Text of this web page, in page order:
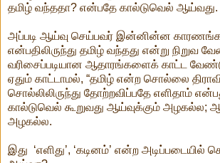
தமிழ் வந்ததா? என்பதே கால்டுவெல் ஆய்வது.
அப்படி ஆய்வு செய்பவர் இன்னின்ன
என்பதிலிருந்து தமிழ் வந்தது என்று நிறுவ
வரிசைப்படியான ஆதாரங்களைக் காட்ட
ஏதும் காட்டாமல், “தமிழ் என்ற சொல்லை
சொல்லிலிருந்து தோற்றவிப்பதே எளிதாம்
கால்டுவெல் கூறுவது ஆய்வுக்கும் அழகல்ல;
அழகல்ல.
இது ‘எளிது’, ‘கடினம்’ என்ற அடிப்படையில்